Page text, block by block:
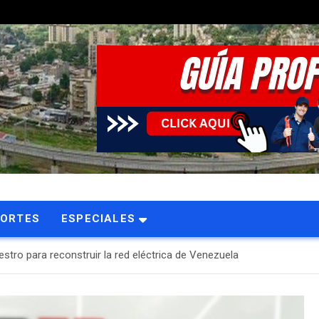
ESPECIALES
para reconstruir la red eléctrica de Venezuela